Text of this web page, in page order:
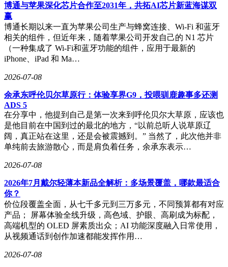
致，1.1毫米极窄边框带来沉浸式观感。屏幕支持3840Hz高频
PWM调光与1nit最低亮度，通过十大权威机构护眼认证，有效
缓解长时间使用带来的视觉疲劳。通信能力上，Wi-Fi 7与山海
通信增强芯片的组合，确保在教室、食堂等复杂信号环境下的
稳定连接。
博通与苹果深化芯片合作至2031年，共拓AI芯片新蓝海谋双
赢
博通长期以来一直为苹果公司生产与蜂窝连接、Wi-Fi 和蓝牙
相关的组件，但近年来，随着苹果公司开发自己的 N1 芯片
（一种集成了 Wi-Fi和蓝牙功能的组件，应用于最新的
iPhone、iPad 和 Ma…
2026-07-08
余承东呼伦贝尔草原行：体验享界G9，投喂驯鹿趣事多还测
ADS 5
在分享中，他提到自己是第一次来到呼伦贝尔大草原，应该也
是他目前在中国到过的最北的地方，“以前总听人说草原辽
阔，真正站在这里，还是会被震撼到。” 当然了，此次他并非
单纯前去旅游散心，而是肩负着任务，余承东表示…
2026-07-08
2026年7月戴尔轻薄本新品全解析：多场景覆盖，哪款最适合
你？
价位段覆盖全面，从七千多元到三万多元，不同预算都有对应
产品； 屏幕体验全线升级，高色域、护眼、高刷成为标配，
高端机型的 OLED 屏素质出众；AI 功能深度融入日常使用，
从视频通话到创作加速都能发挥作用…
2026-07-08